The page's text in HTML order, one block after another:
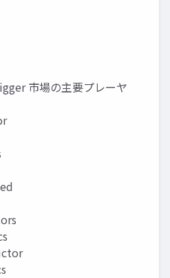
市場の主要プレーヤ